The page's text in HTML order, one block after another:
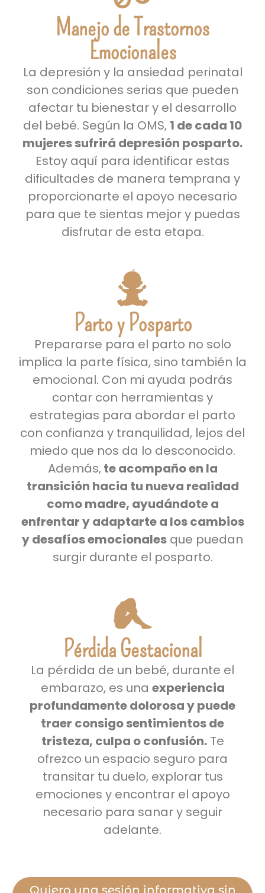
Manejo de Trastornos
Emocionales
La depresión y la ansiedad perinatal
son condiciones serias que pueden
afectar tu bienestar y el desarrollo
del bebé. Según la OMS, 1 de cada 10
mujeres sufrirá depresión posparto.
Estoy aquí para identificar estas
dificultades de manera temprana y
proporcionarte el apoyo necesario
para que te sientas mejor y puedas
disfrutar de esta etapa.
Parto y Posparto
Prepararse para el parto no solo
implica la parte física, sino también la
emocional. Con mi ayuda podrás
contar con herramientas y
estrategias para abordar el parto
con confianza y tranquilidad, lejos del
miedo que nos da lo desconocido.
Además, te acompaño en la
transición hacia tu nueva realidad
como madre, ayudándote a
enfrentar y adaptarte a los cambios
y desafíos emocionales que puedan
surgir durante el posparto.
Pérdida Gestacional
La pérdida de un bebé, durante el
embarazo, es una experiencia
profundamente dolorosa y puede
traer consigo sentimientos de
tristeza, culpa o confusión.Te
ofrezco un espacio seguro para
transitar tu duelo, explorar tus
emociones y encontrar el apoyo
necesario para sanar y seguir
adelante.
Quiero una sesión informativa sin